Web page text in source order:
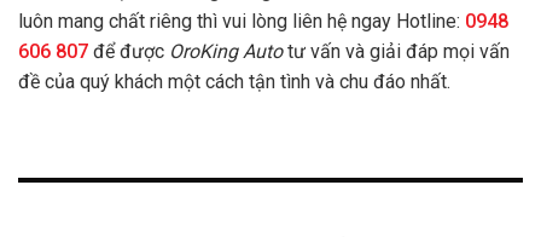
luôn mang chất riêng thì vui lòng liên hệ ngay Hotline: 0948
606 807 để được OroKing Autotư vấn và giải đáp mọi vấn
đề của quý khách một cách tận tình và chu đáo nhất.